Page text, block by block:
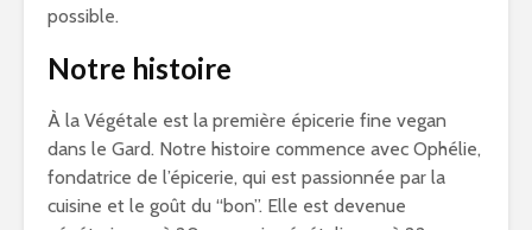
possible.
Notre histoire
À la Végétale est la première épicerie fine vegan
dans le Gard. Notre histoire commence avec Ophélie,
fondatrice de l’épicerie, qui est passionnée par la
cuisine et le goût du “bon”. Elle est devenue